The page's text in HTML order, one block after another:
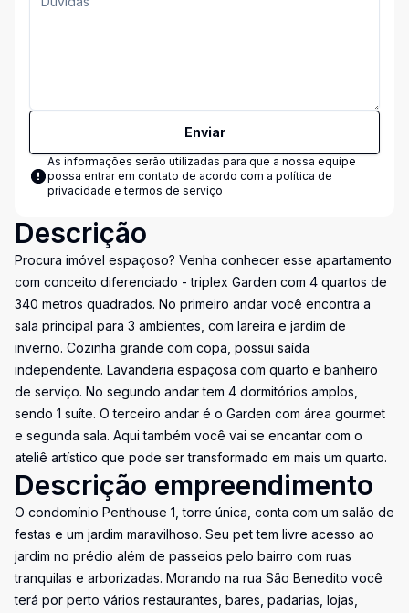
Enviar
As informações serão utilizadas para que a nossa equipe
possa entrar em contato de acordo com a política de
privacidade e termos de serviço
Descrição
Procura imóvel espaçoso? Venha conhecer esse apartamento
com conceito diferenciado - triplex Garden com 4 quartos de
340 metros quadrados. No primeiro andar você encontra a
sala principal para 3 ambientes, com lareira e jardim de
inverno. Cozinha grande com copa, possui saída
independente. Lavanderia espaçosa com quarto e banheiro
de serviço. No segundo andar tem 4 dormitórios amplos,
sendo 1 suíte. O terceiro andar é o Garden com área gourmet
e segunda sala. Aqui também você vai se encantar com o
ateliê artístico que pode ser transformado em mais um quarto.
Descrição empreendimento
O condomínio Penthouse 1, torre única, conta com um salão de
festas e um jardim maravilhoso. Seu pet tem livre acesso ao
jardim no prédio além de passeios pelo bairro com ruas
tranquilas e arborizadas. Morando na rua São Benedito você
terá por perto vários restaurantes, bares, padarias, lojas,